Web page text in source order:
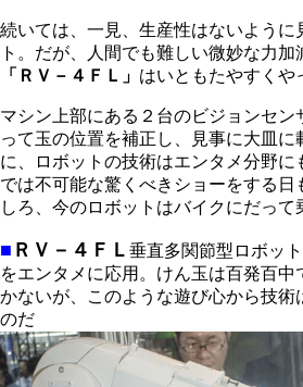
続いては、一見、生産性はないように
ト。だが、人間でも難しい微妙な力加
「ＲＶ－４ＦＬ」 はいともたやすくや
マシン上部にある２台のビジョンセン
って玉の位置を補正し、見事に大皿に
に、ロボットの技術はエンタメ分野に
では不可能な驚くべきショーをする
しろ、今のロボットはバイクにだって
■ ＲＶ－４ＦＬ 垂直多関節型ロボッ
をエンタメに応用。けん玉は百発百中
かないが、このような遊び心から技術
のだ